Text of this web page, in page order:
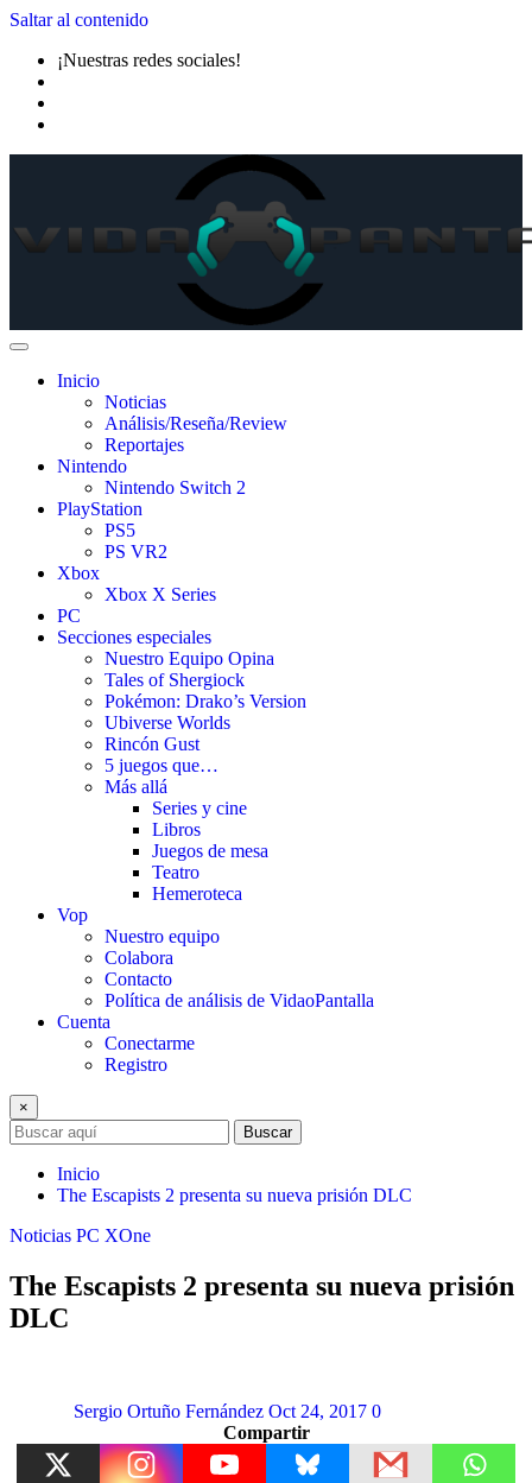
Saltar al contenido
¡Nuestras redes sociales!
Inicio
Noticias
Análisis/Reseña/Review
Reportajes
Nintendo
Nintendo Switch 2
PlayStation
PS5
PS VR2
Xbox
Xbox X Series
PC
Secciones especiales
Nuestro Equipo Opina
Tales of Shergiock
Pokémon: Drako’s Version
Ubiverse Worlds
Rincón Gust
5 juegos que…
Más allá
Series y cine
Libros
Juegos de mesa
Teatro
Hemeroteca
Vop
Nuestro equipo
Colabora
Contacto
Política de análisis de VidaoPantalla
Cuenta
Conectarme
Registro
×
Buscar
Inicio
The Escapists 2 presenta su nueva prisión DLC
Noticias PC XOne
The Escapists 2 presenta su nueva prisión
DLC
Sergio Ortuño Fernández Oct 24, 2017 0
Compartir